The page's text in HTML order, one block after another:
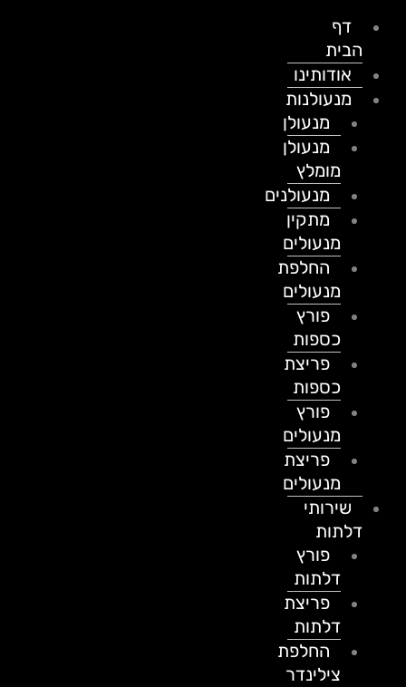
דף
הבית
אודותינו
מנעולנות
מנעולן
מנעולן
מומלץ
מנעולנים
מתקין
מנעולים
החלפת
מנעולים
פורץ
כספות
פריצת
כספות
פורץ
מנעולים
פריצת
מנעולים
שירותי
דלתות
פורץ
דלתות
פריצת
דלתות
החלפת
צילינדר